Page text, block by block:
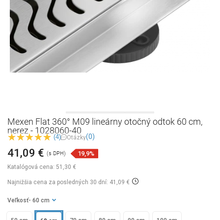
Mexen Flat 360° M09 lineárny otočný odtok 60 cm,
nerez - 1028060-40
(4) Otázky(0)
Katalógová cena: 51,30 €
41,09 € (s DPH) 19,9%
Najnižšia cena za posledných 30 dní: 41,09 €
Veľkosť - 60 cm